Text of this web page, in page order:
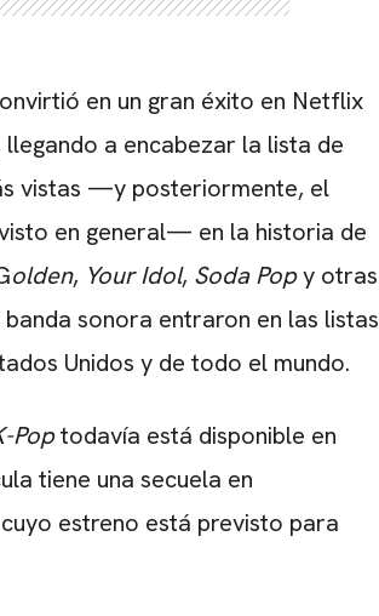
en un gran éxito en Netflix
a encabezar la lista de
vistas —y posteriormente, el
en general— en la historia de
olden, Your Idol, Soda Popy otras
sonora entraron en las listas
Unidos y de todo el mundo.
Poptodavía está disponible en
tiene una secuela en
estreno está previsto para